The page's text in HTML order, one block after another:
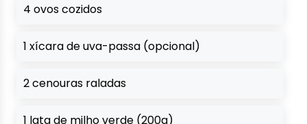
4 ovos cozidos
1 xícara de uva-passa (opcional)
2 cenouras raladas
1 lata de milho verde (200g)